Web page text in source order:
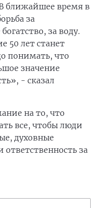
ближайшее время в
за
за воду.
50 лет станет
понимать, что
значение
- сказал
на то, что
все, чтобы люди
духовные
за